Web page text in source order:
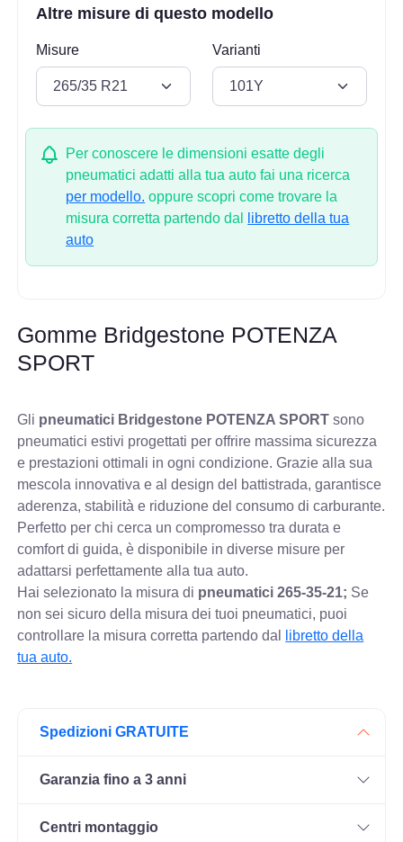
Altre misure di questo modello
Misure Varianti
Per conoscere le dimensioni esatte degli
pneumatici adatti alla tua auto fai una ricerca
per modello. oppure scopri come trovare la
misura corretta partendo dal
libretto della tua
auto
Gomme Bridgestone POTENZA
SPORT
Gli pneumatici Bridgestone POTENZA SPORT sono
pneumatici estivi progettati per offrire massima sicurezza
e prestazioni ottimali in ogni condizione. Grazie alla sua
mescola innovativa e al design del battistrada, garantisce
aderenza, stabilità e riduzione del consumo di carburante.
Perfetto per chi cerca un compromesso tra durata e
comfort di guida, è disponibile in diverse misure per
adattarsi perfettamente alla tua auto.
Hai selezionato la misura di pneumatici265-35-21; Se
non sei sicuro della misura dei tuoi pneumatici, puoi
controllare la misura corretta partendo dal
libretto della
tua auto.
Spedizioni GRATUITE
Garanzia fino a 3 anni
Centri montaggio